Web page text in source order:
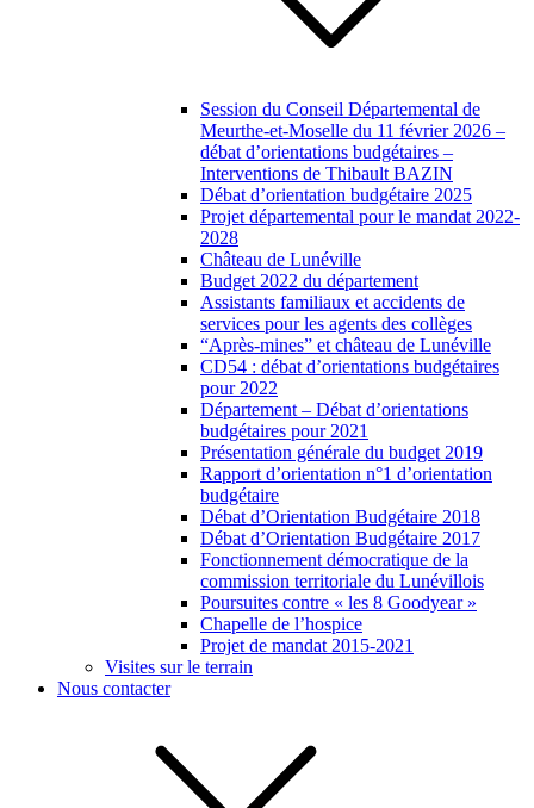
Session du Conseil Départemental de
Meurthe-et-Moselle du 11 février 2026 –
débat d’orientations budgétaires –
Interventions de Thibault BAZIN
Débat d’orientation budgétaire 2025
Projet départemental pour le mandat 2022-
2028
Château de Lunéville
Budget 2022 du département
Assistants familiaux et accidents de
services pour les agents des collèges
“Après-mines” et château de Lunéville
CD54 : débat d’orientations budgétaires
pour 2022
Département – Débat d’orientations
budgétaires pour 2021
Présentation générale du budget 2019
Rapport d’orientation n°1 d’orientation
budgétaire
Débat d’Orientation Budgétaire 2018
Débat d’Orientation Budgétaire 2017
Fonctionnement démocratique de la
commission territoriale du Lunévillois
Poursuites contre « les 8 Goodyear »
Chapelle de l’hospice
Projet de mandat 2015-2021
Visites sur le terrain
Nous contacter